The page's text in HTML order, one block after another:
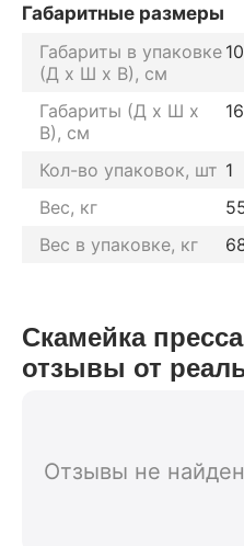
Габаритные размеры
Габариты в упаковке
(Д х Ш х В), см
Габариты (Д х Ш х
В), см
Кол-во упаковок, шт 1
Вес, кг
Вес в упаковке, кг
Скамейка
отзывы от
Отзывы не